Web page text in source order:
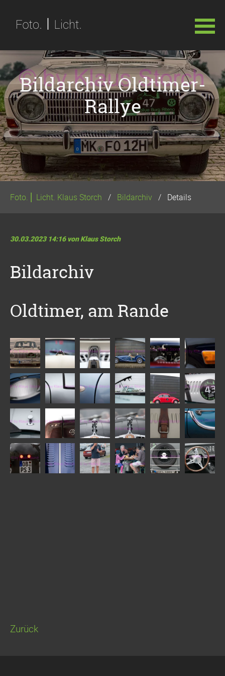
Navigation
überspringen
Bildarchiv Oldtimer-
Rallye
Foto. ⎢ Licht. Klaus Storch Bildarchiv Details
30.03.2023 14:16von Klaus Storch
Bildarchiv
Oldtimer, am Rande
Zurück